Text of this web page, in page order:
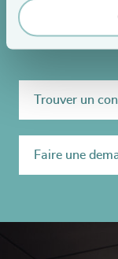
besoins en
de
Trouver un
Faire une